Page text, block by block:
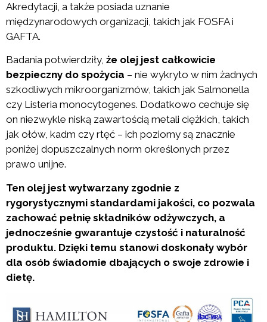
Akredytacji, a także posiada uznanie
międzynarodowych organizacji, takich jak FOSFA i
GAFTA.
Badania potwierdziły, że olej jest całkowicie
bezpieczny do spożycia – nie wykryto w nim żadnych
szkodliwych mikroorganizmów, takich jak Salmonella
czy Listeria monocytogenes. Dodatkowo cechuje się
on niezwykle niską zawartością metali ciężkich, takich
jak ołów, kadm czy rtęć – ich poziomy są znacznie
poniżej dopuszczalnych norm określonych przez
prawo unijne.
Ten olej jest wytwarzany zgodnie z
rygorystycznymi standardami jakości, co pozwala
zachować pełnię składników odżywczych, a
jednocześnie gwarantuje czystość i naturalność
produktu. Dzięki temu stanowi doskonały wybór
dla osób świadomie dbających o swoje zdrowie i
dietę.